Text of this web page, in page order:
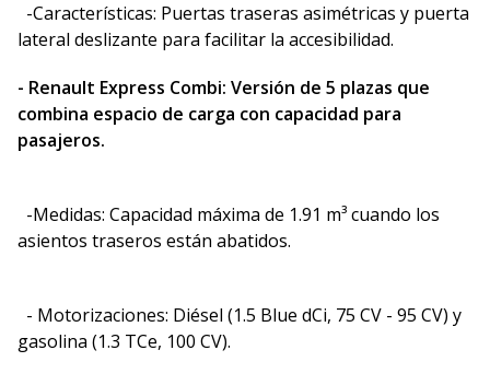
-Características: Puertas traseras asimétricas y puerta
lateral deslizante para facilitar la accesibilidad.
- Renault Express Combi: Versión de 5 plazas que
combina espacio de carga con capacidad para
pasajeros.
-Medidas: Capacidad máxima de 1.91 m³ cuando los
asientos traseros están abatidos.
- Motorizaciones: Diésel (1.5 Blue dCi, 75 CV - 95 CV) y
gasolina (1.3 TCe, 100 CV).